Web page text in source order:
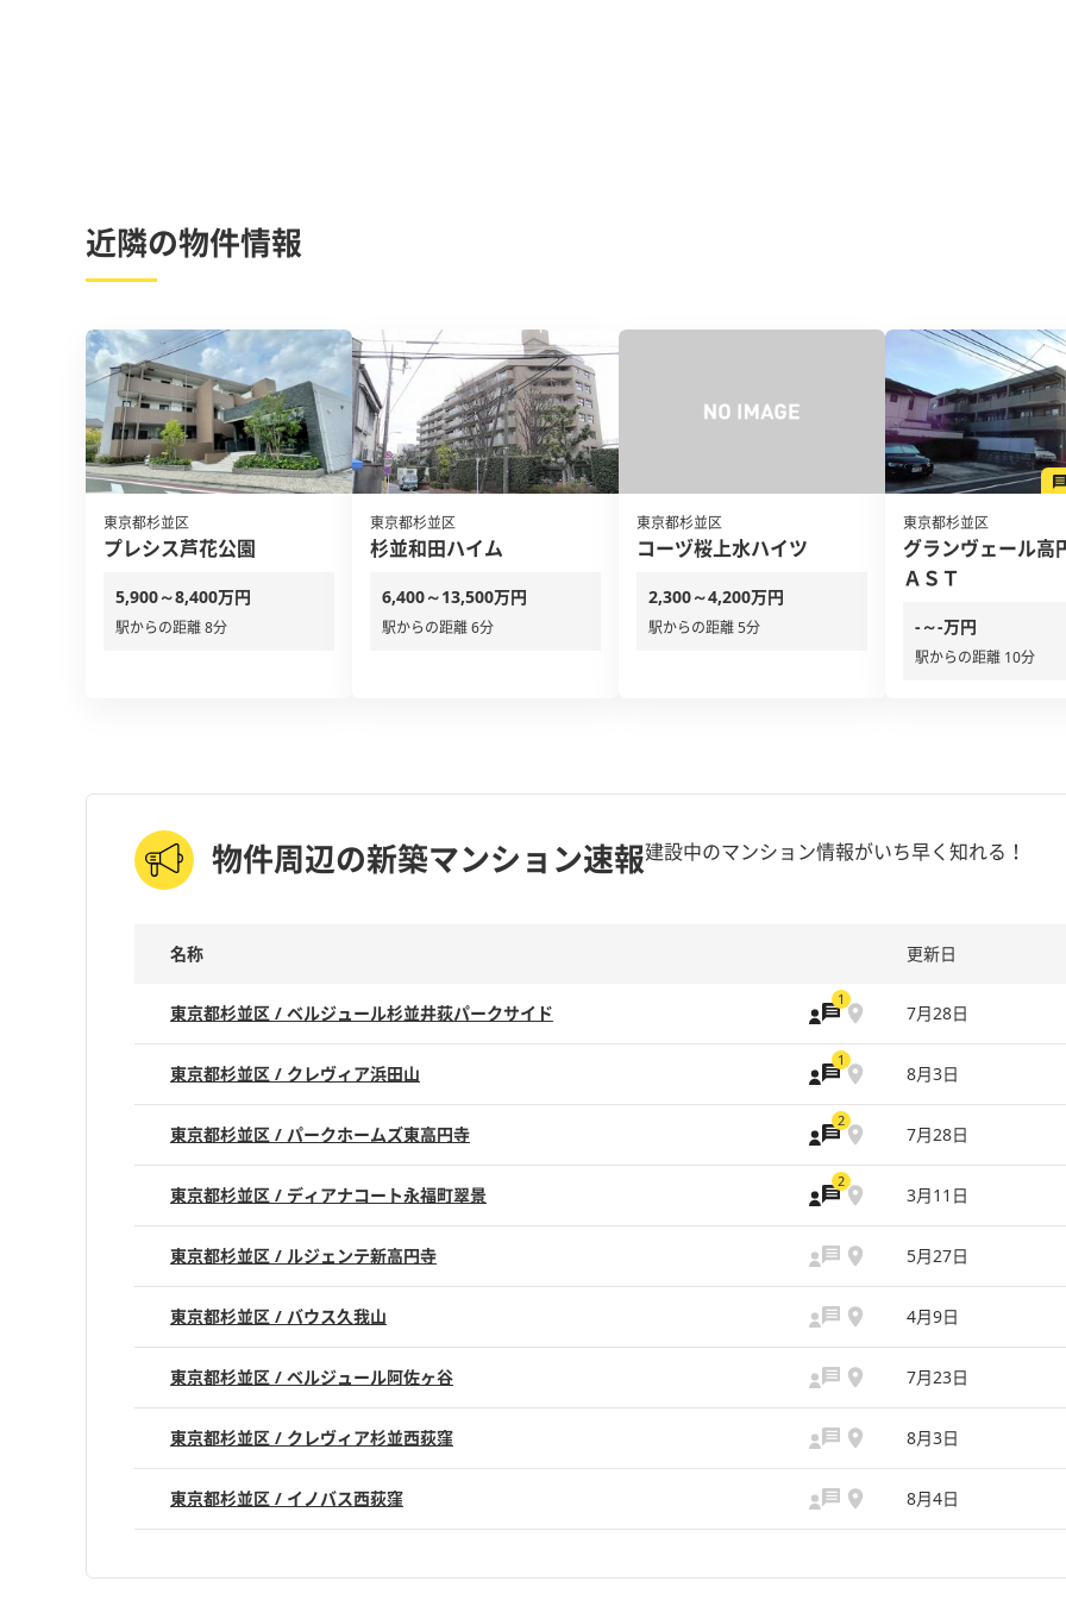
近隣の物件情報
東京都杉並区
プレシス芦花公園
5,900～8,400万円
駅からの距離 8分
東京都杉並区
杉並和田ハイム
6,400～13,500万円
駅からの距離 6分
東京都杉並区
コーヅ桜上水ハイツ
2,300～4,200万円
駅からの距離 5分
東京都杉並区
グランヴェール高
ＡＳＴ
-～-万円
駅からの距離 10分
物件周辺の新築マンション速報建設中のマンション情報がいち早く知れる！
名称 更新日
東京都杉並区 / ベルジュール杉並井荻パークサイド
1
7月28日
東京都杉並区 / クレヴィア浜田山
1
8月3日
東京都杉並区 / パークホームズ東高円寺
2
7月28日
東京都杉並区 / ディアナコート永福町翠景
2
3月11日
東京都杉並区 / ルジェンテ新高円寺 5月27日
東京都杉並区 / バウス久我山 4月9日
東京都杉並区 / ベルジュール阿佐ヶ谷 7月23日
東京都杉並区 / クレヴィア杉並西荻窪 8月3日
東京都杉並区 / イノバス西荻窪 8月4日